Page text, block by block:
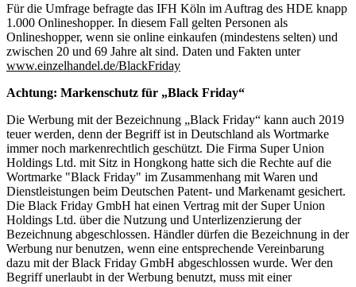
Für die Umfrage befragte das IFH Köln im Auftrag des HDE knapp
1.000 Onlineshopper. In diesem Fall gelten Personen als
Onlineshopper, wenn sie online einkaufen (mindestens selten) und
zwischen 20 und 69 Jahre alt sind. Daten und Fakten unter
www.einzelhandel.de/BlackFriday
Achtung: Markenschutz für „Black Friday“
Die Werbung mit der Bezeichnung „Black Friday“ kann auch 2019
teuer werden, denn der Begriff ist in Deutschland als Wortmarke
immer noch markenrechtlich geschützt. Die Firma Super Union
Holdings Ltd. mit Sitz in Hongkong hatte sich die Rechte auf die
Wortmarke "Black Friday" im Zusammenhang mit Waren und
Dienstleistungen beim Deutschen Patent- und Markenamt gesichert.
Die Black Friday GmbH hat einen Vertrag mit der Super Union
Holdings Ltd. über die Nutzung und Unterlizenzierung der
Bezeichnung abgeschlossen. Händler dürfen die Bezeichnung in der
Werbung nur benutzen, wenn eine entsprechende Vereinbarung
dazu mit der Black Friday GmbH abgeschlossen wurde. Wer den
Begriff unerlaubt in der Werbung benutzt, muss mit einer